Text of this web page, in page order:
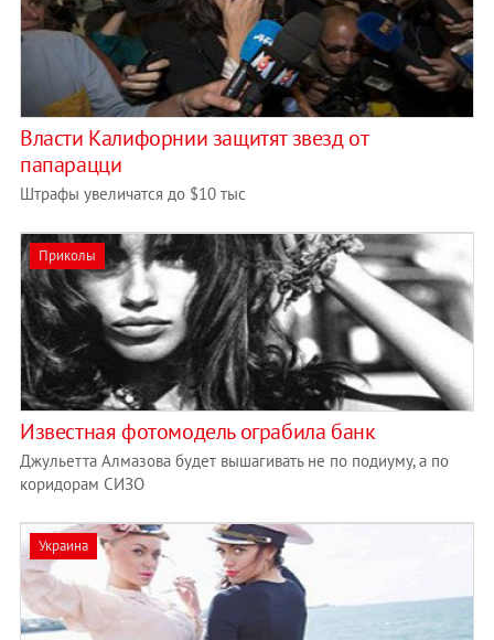
Власти Калифорнии защитят звезд от
папарацци
Штрафы увеличатся до $10 тыс
Приколы
Известная фотомодель ограбила банк
Джульетта Алмазова будет вышагивать не по подиуму, а по
коридорам СИЗО
Украина